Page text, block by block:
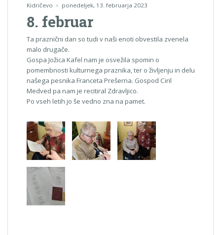
Kidričevo ponedeljek, 13. februarja 2023
8. februar
Ta praznični dan so tudi v naši enoti obvestila zvenela
malo drugače.
Gospa Jožica Kafel nam je osvežila spomin o
pomembnosti kulturnega praznika, ter o življenju in delu
našega pesnika Franceta Prešerna. Gospod Ciril
Medved pa nam je recitiral Zdravljico.
Po vseh letih jo še vedno zna na pamet.